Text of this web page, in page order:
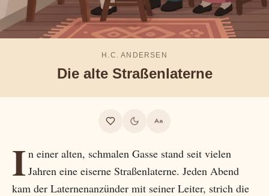
H.C. ANDERSEN
Die alte Straßenlaterne
In einer alten, schmalen Gasse stand seit vielen
Jahren eine eiserne Straßenlaterne. Jeden Abend
kam der Laternenanzünder mit seiner Leiter, strich die